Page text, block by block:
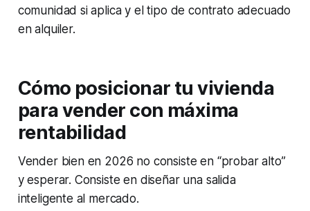
comunidad si aplica y el tipo de contrato adecuado
en alquiler.
Cómo posicionar tu vivienda
para vender con máxima
rentabilidad
Vender bien en 2026 no consiste en “probar alto”
y esperar. Consiste en diseñar una salida
inteligente al mercado.